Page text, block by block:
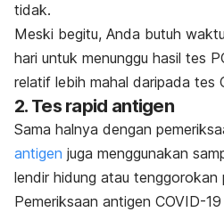
tidak.
Meski begitu, Anda butuh
hari untuk menunggu hasil tes
relatif lebih mahal daripada tes
2. Tes rapid antigen
Sama halnya dengan
antigen juga menggunakan
lendir hidung atau tenggorokan
Pemeriksaan antigen COVID-